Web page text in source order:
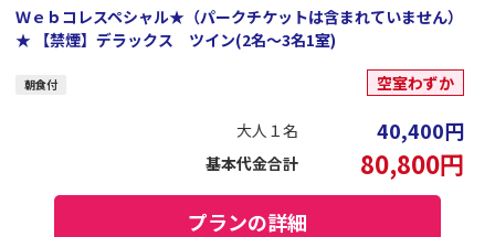
Ｗｅｂコレスペシャル★（パークチケットは含まれていません）
★ 【禁煙】デラックス ツイン(2名～3名1室)
朝食付 空室わずか
大人１名 40,400円
基本代金合計 80,800円
プランの詳細